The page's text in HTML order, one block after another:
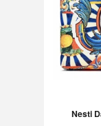
Nesti